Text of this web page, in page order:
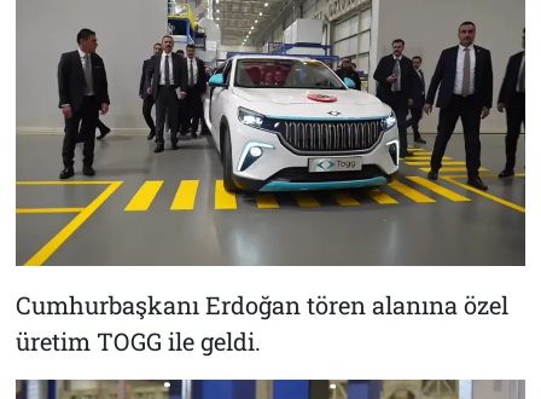
Cumhurbaşkanı Erdoğan tören alanına özel
üretim TOGG ile geldi.